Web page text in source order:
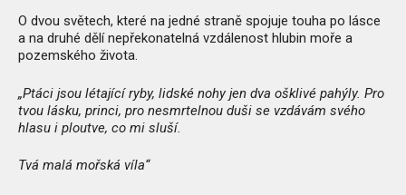
O dvou světech, které na jedné straně spojuje touha po lásce
a na druhé dělí nepřekonatelná vzdálenost hlubin moře a
pozemského života.
„Ptáci jsou létající ryby, lidské nohy jen dva ošklivé pahýly. Pro
tvou lásku, princi, pro nesmrtelnou duši se vzdávám svého
hlasu i ploutve, co mi sluší.
Tvá malá mořská víla“